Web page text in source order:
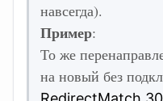
навсегда).
Пример:
То же
на новый без